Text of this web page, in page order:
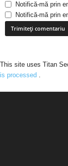
Notifică-mă prin
Notifică-mă prin
This site uses Titan
is processed .